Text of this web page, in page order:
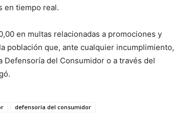
en tiempo real.
en multas relacionadas a promociones y
población que, ante cualquier incumplimiento,
del Consumidor o a través del
defensoría del consumidor